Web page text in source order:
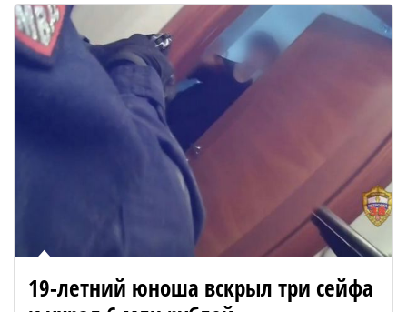
19-летний юноша вскрыл три сейфа